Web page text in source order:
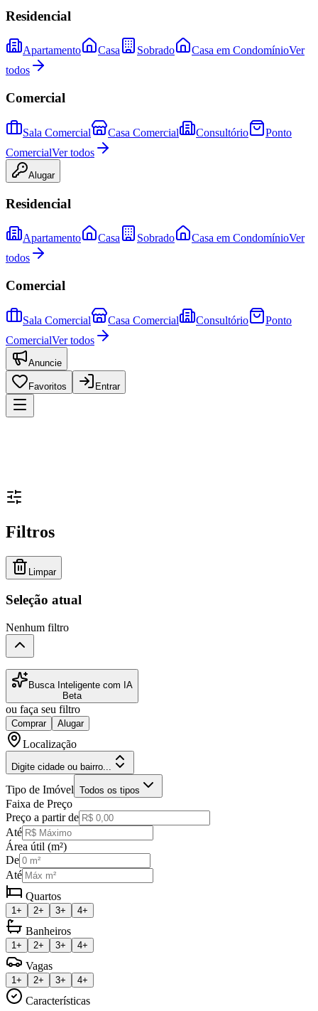
Residencial
Apartamento Casa Sobrado Casa em CondomínioVer
todos
Comercial
Sala Comercial Casa Comercial Consultório
Ponto
ComercialVer todos
Alugar
Residencial
Apartamento Casa Sobrado Casa em CondomínioVer
todos
Comercial
Sala Comercial Casa Comercial Consultório
Ponto
ComercialVer todos
Anuncie
Favoritos Entrar
Filtros
Limpar
Seleção atual
Nenhum filtro
Busca Inteligente com IA
Beta
ou faça seu filtro
Comprar Alugar
Localização
Digite cidade ou bairro...
Tipo de Imóvel Todos os tipos
Faixa de Preço
Preço a partir de
Até
Área útil (m²)
De
Até
Quartos
1+ 2+ 3+ 4+
Banheiros
1+ 2+ 3+ 4+
Vagas
1+ 2+ 3+ 4+
Características